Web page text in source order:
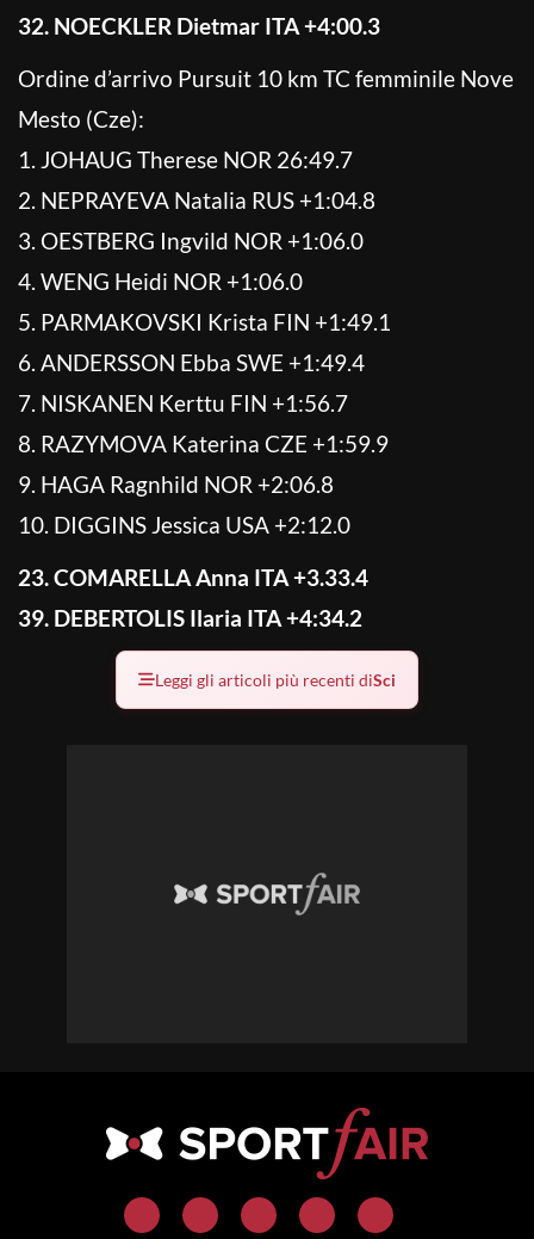
32. NOECKLER Dietmar ITA +4:00.3
Ordine d’arrivo Pursuit 10 km TC femminile Nove
Mesto (Cze):
1. JOHAUG Therese NOR 26:49.7
2. NEPRAYEVA Natalia RUS +1:04.8
3. OESTBERG Ingvild NOR +1:06.0
4. WENG Heidi NOR +1:06.0
5. PARMAKOVSKI Krista FIN +1:49.1
6. ANDERSSON Ebba SWE +1:49.4
7. NISKANEN Kerttu FIN +1:56.7
8. RAZYMOVA Katerina CZE +1:59.9
9. HAGA Ragnhild NOR +2:06.8
10. DIGGINS Jessica USA +2:12.0
23. COMARELLA Anna ITA +3.33.4
39. DEBERTOLIS Ilaria ITA +4:34.2
Leggi gli articoli più recenti diSci